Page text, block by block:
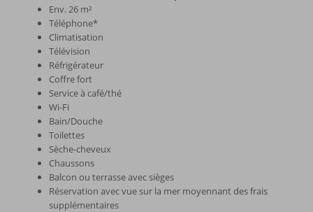
Env. 26 m²
Téléphone*
Climatisation
Télévision
Réfrigérateur
Coffre fort
Service à café/thé
Wi-Fi
Bain/Douche
Toilettes
Sèche-cheveux
Chaussons
Balcon ou terrasse avec sièges
Réservation avec vue sur la mer moyennant des frais
supplémentaires